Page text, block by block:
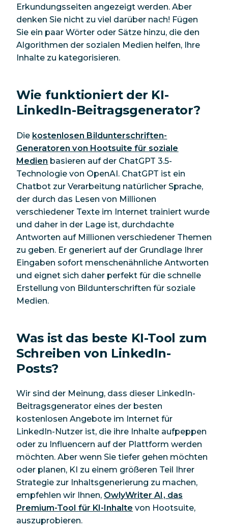
Erkundungsseiten angezeigt werden. Aber
denken Sie nicht zu viel darüber nach! Fügen
Sie ein paar Wörter oder Sätze hinzu, die den
Algorithmen der sozialen Medien helfen, Ihre
Inhalte zu kategorisieren.
Wie funktioniert der KI-
LinkedIn-Beitragsgenerator?
Die kostenlosen Bildunterschriften-
Generatoren von Hootsuite für soziale
Medien basieren auf der ChatGPT 3.5-
Technologie von OpenAI. ChatGPT ist ein
Chatbot zur Verarbeitung natürlicher Sprache,
der durch das Lesen von Millionen
verschiedener Texte im Internet trainiert wurde
und daher in der Lage ist, durchdachte
Antworten auf Millionen verschiedener Themen
zu geben. Er generiert auf der Grundlage Ihrer
Eingaben sofort menschenähnliche Antworten
und eignet sich daher perfekt für die schnelle
Erstellung von Bildunterschriften für soziale
Medien.
Was ist das beste KI-Tool zum
Schreiben von LinkedIn-
Posts?
Wir sind der Meinung, dass dieser LinkedIn-
Beitragsgenerator eines der besten
kostenlosen Angebote im Internet für
LinkedIn-Nutzer ist, die ihre Inhalte aufpeppen
oder zu Influencern auf der Plattform werden
möchten. Aber wenn Sie tiefer gehen möchten
oder planen, KI zu einem größeren Teil Ihrer
Strategie zur Inhaltsgenerierung zu machen,
empfehlen wir Ihnen, OwlyWriter AI, das
Premium-Tool für KI-Inhalte von Hootsuite,
auszuprobieren.